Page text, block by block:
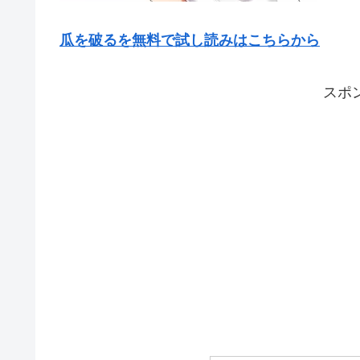
瓜を破るを無料で試し読みはこちらから
スポ